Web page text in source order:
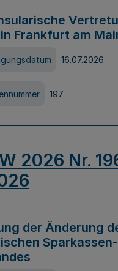
Frankfurt am
16.07.2026
197
2026 Nr.
der Änderung